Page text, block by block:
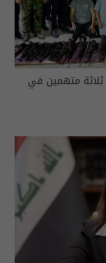
متهمين في